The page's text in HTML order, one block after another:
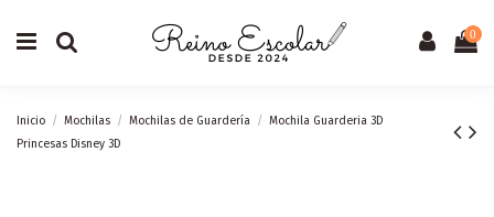
0
Inicio Mochilas Mochilas de Guardería
Mochila Guarderia 3D
Princesas Disney 3D